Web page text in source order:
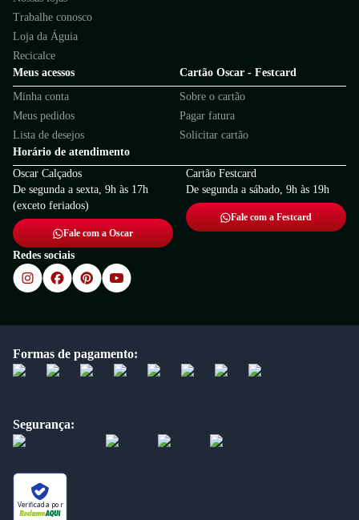
Trabalhe conosco
Loja da Águia
Recicalce
Meus acessos
Minha conta
Meus pedidos
Lista de desejos
Cartão Oscar - Festcard
Sobre o cartão
Pagar fatura
Solicitar cartão
Horário de atendimento
Oscar Calçados
De segunda a sexta, 9h às 17h
(exceto feriados)
Fale com a Oscar
Cartão Festcard
De segunda a sábado, 9h às 19h
Fale com a Festcard
Redes sociais
Formas de pagamento:
Segurança:
Verificada por